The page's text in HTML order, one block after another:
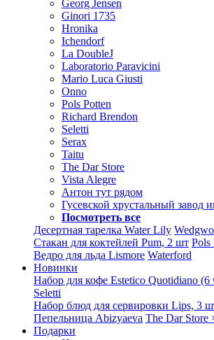
Georg Jensen
Ginori 1735
Hronika
Ichendorf
La DoubleJ
Laboratorio Paravicini
Mario Luca Giusti
Onno
Pols Potten
Richard Brendon
Seletti
Serax
Taitu
The Dar Store
Vista Alegre
Антон тут рядом
Гусевской хрустальный завод
Посмотреть все
Десертная тарелка Water Lily
Стакан для коктейлей Pum, 2 шт Pols
Ведро для льда Lismore Waterford
Новинки
Набор для кофе Estetico Quotidiano
Seletti
Набор блюд для сервировки Lips, 3
Пепельница Abizyaeva The Dar Store
Подарки